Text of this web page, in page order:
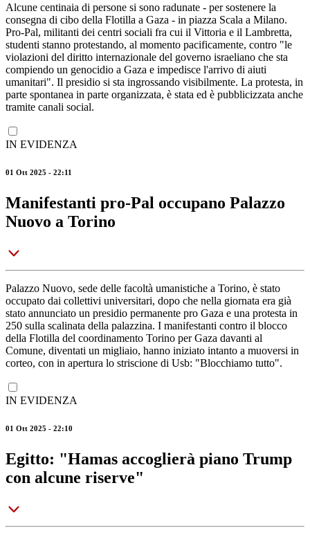
Alcune centinaia di persone si sono radunate - per sostenere la
consegna di cibo della Flotilla a Gaza - in piazza Scala a Milano.
Pro-Pal, militanti dei centri sociali fra cui il Vittoria e il Lambretta,
studenti stanno protestando, al momento pacificamente, contro "le
violazioni del diritto internazionale del governo israeliano che sta
compiendo un genocidio a Gaza e impedisce l'arrivo di aiuti
umanitari". Il presidio si sta ingrossando visibilmente. La protesta, in
parte spontanea in parte organizzata, è stata ed è pubblicizzata anche
tramite canali social.
IN EVIDENZA
01 Ott 2025 - 22:11
Manifestanti pro-Pal occupano Palazzo
Nuovo a Torino
Palazzo Nuovo, sede delle facoltà umanistiche a Torino, è stato
occupato dai collettivi universitari, dopo che nella giornata era già
stato annunciato un presidio permanente pro Gaza e una protesta in
250 sulla scalinata della palazzina. I manifestanti contro il blocco
della Flotilla del coordinamento Torino per Gaza davanti al
Comune, diventati un migliaio, hanno iniziato intanto a muoversi in
corteo, con in apertura lo striscione di Usb: "Blocchiamo tutto".
IN EVIDENZA
01 Ott 2025 - 22:10
Egitto: "Hamas accoglierà piano Trump
con alcune riserve"